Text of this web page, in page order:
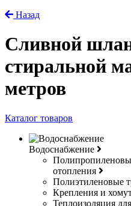
Назад
Сливной
стиральной
метров
Каталог товаров
Водоснабжение
отопления
Полиэтиленовые
Крепления и
Теплоизоляция